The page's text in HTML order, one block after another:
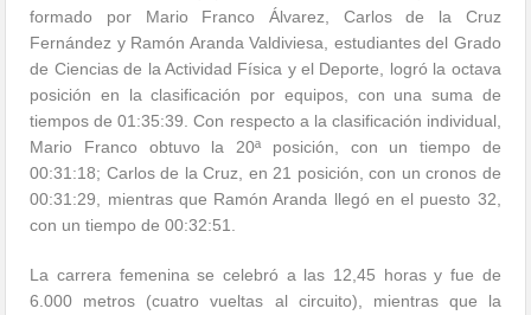
formado por Mario Franco Álvarez, Carlos de la Cruz
Fernández y Ramón Aranda Valdiviesa, estudiantes del Grado
de Ciencias de la Actividad Física y el Deporte, logró la octava
posición en la clasificación por equipos, con una suma de
tiempos de 01:35:39. Con respecto a la clasificación individual,
Mario Franco obtuvo la 20ª posición, con un tiempo de
00:31:18; Carlos de la Cruz, en 21 posición, con un cronos de
00:31:29, mientras que Ramón Aranda llegó en el puesto 32,
con un tiempo de 00:32:51.
La carrera femenina se celebró a las 12,45 horas y fue de
6.000 metros (cuatro vueltas al circuito), mientras que la